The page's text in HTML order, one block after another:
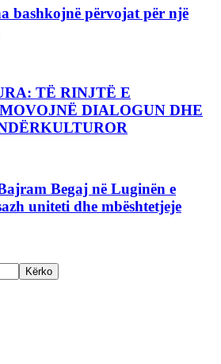
bashkojnë përvojat për një
TË RINJTË E
DIALOGUN DHE
Begaj në Luginën e
uniteti dhe mbështetjeje